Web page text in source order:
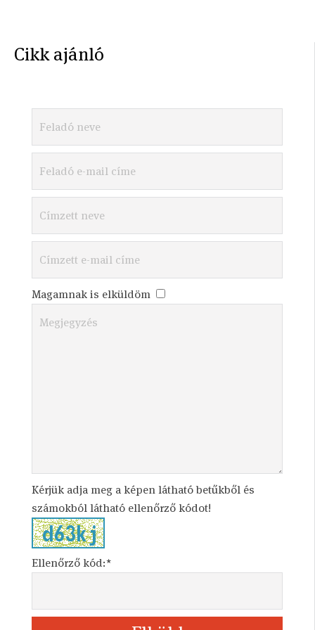
Cikk ajánló
Magamnak is elküldöm
Kérjük adja meg a képen látható betűkből és
számokból látható ellenőrző kódot!
Ellenőrző kód:*